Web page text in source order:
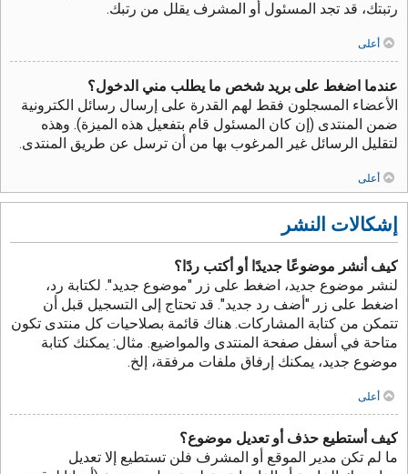
رتبتك، قد تجد المسئول أو المشرف يقلل من رتبك.
أعلى
عندما اضغط على بريد شخص ما يطلب مني الدخول؟
الأعضاء المسجلون فقط لهم القدرة على إرسال رسائل الكترونية
ضمن المنتدى (إن كان المسئول قام بتفعيل هذه الميزة). وهذه
لتقليل الرسائل غير المرغوب بها من أن ترسل عن طريق المنتدى.
أعلى
إشكالات النشر
كيف أنشر موضوعًا جديدًا أو أكتب ردًا؟
لنشر موضوع جديد، اضغط على زر "موضوع جديد". لكتابة رد،
اضغط على زر "أضف رد جديد". قد تحتاج إلى التسجيل قبل أن
تتمكن من كتابة المشاركات. هناك قائمة بصلاحيات كل منتدى تكون
متاحة في أسفل صفحة المنتدى والمواضيع. مثال: يمكنك كتابة
موضوع جديد، يمكنك إرفاق ملفات مرفقة، إلخ.
أعلى
كيف أستطيع حذف أو تعديل موضوع؟
ما لم تكن مدير الموقع أو المشرف فلن تستطيع إلا تعديل